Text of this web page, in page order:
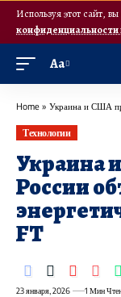
Используя этот сайт,
конфиденциальности
Аа
Home » Украина и США
Технологии
Украина
России
FT
23 января, 2026 1 Мин